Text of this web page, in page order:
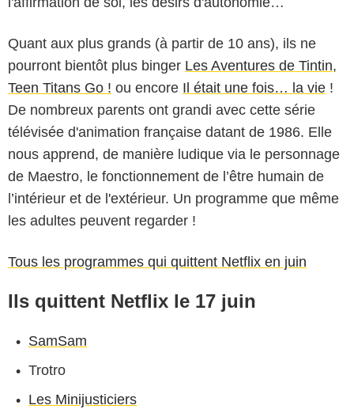
Quant aux plus grands (à partir de 10 ans), ils ne
pourront bientôt plus binger Les Aventures de Tintin,
Teen Titans Go ! ou encore Il était une fois… la vie !
De nombreux parents ont grandi avec cette série
télévisée d'animation française datant de 1986. Elle
nous apprend, de manière ludique via le personnage
de Maestro, le fonctionnement de l’être humain de
l’intérieur et de l'extérieur. Un programme que même
les adultes peuvent regarder !
Tous les programmes qui quittent Netflix en juin
Ils quittent Netflix le 17 juin
SamSam
Trotro
Les Minijusticiers